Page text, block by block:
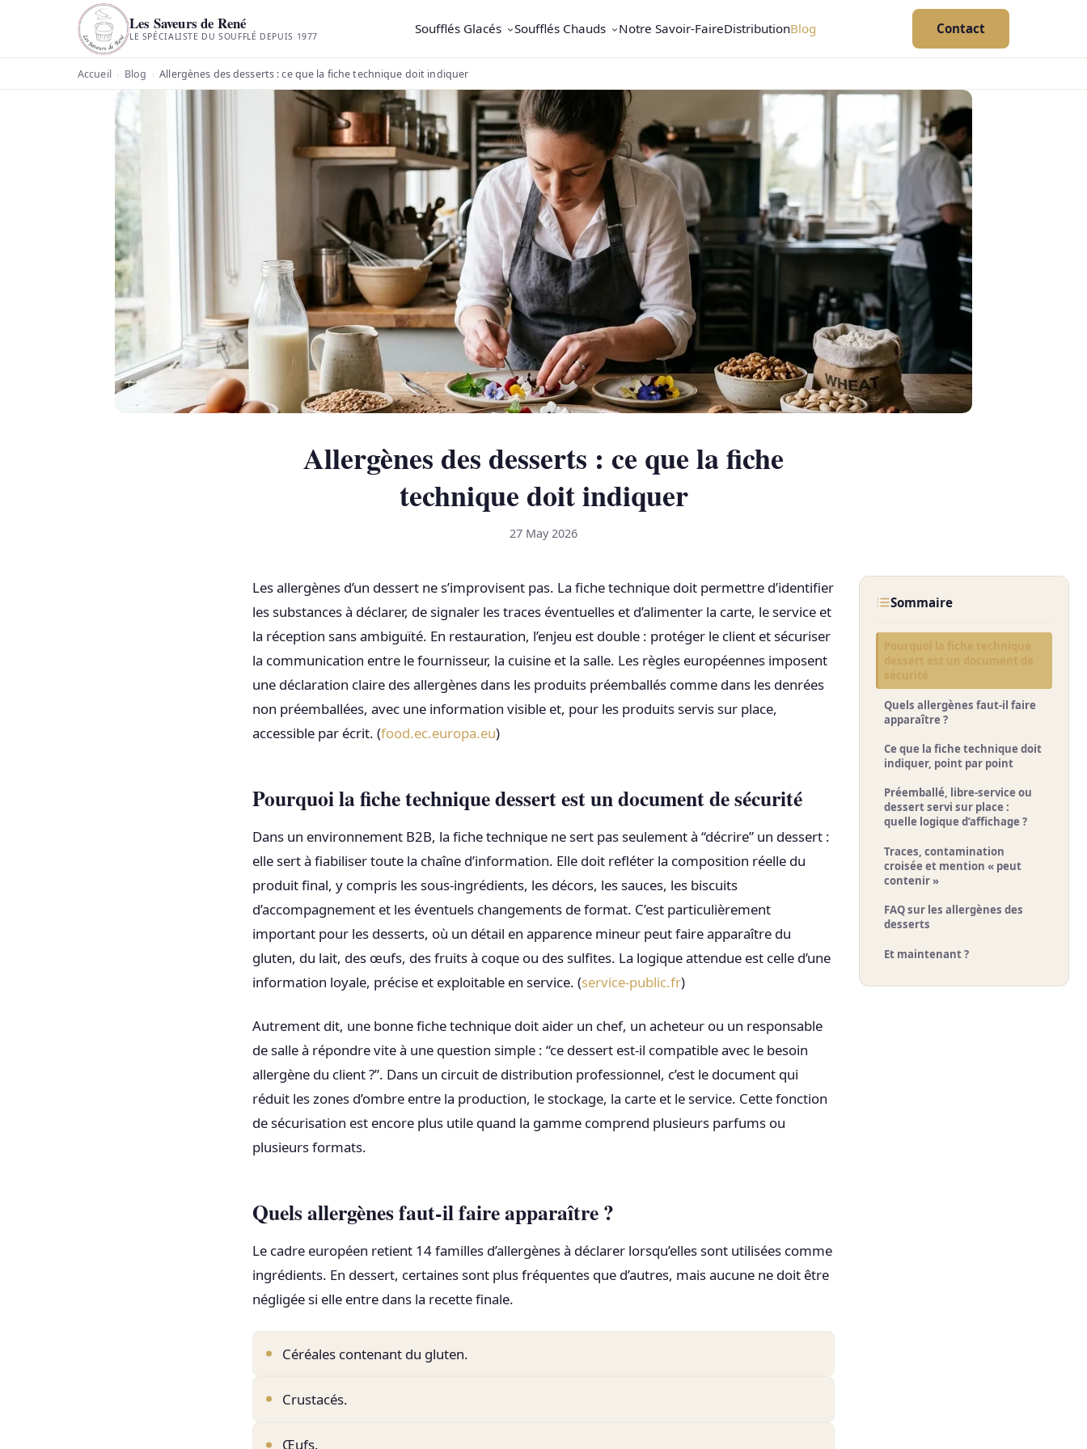
Les Saveurs de René
LE SPÉCIALISTE DU SOUFFLÉ DEPUIS 1977 Soufflés Glacés Soufflés Chauds Notre Savoir-FaireDistributionBlog Contact
Accueil › Blog › Allergènes des desserts : ce que la fiche technique doit indiquer
Allergènes des desserts : ce que la fiche
technique doit indiquer
27 May 2026
Les allergènes d’un dessert ne s’improvisent pas. La fiche technique doit permettre d’identifier
les substances à déclarer, de signaler les traces éventuelles et d’alimenter la carte, le service et
la réception sans ambiguïté. En restauration, l’enjeu est double : protéger le client et sécuriser
la communication entre le fournisseur, la cuisine et la salle. Les règles européennes imposent
une déclaration claire des allergènes dans les produits préemballés comme dans les denrées
non préemballées, avec une information visible et, pour les produits servis sur place,
accessible par écrit. (food.ec.europa.eu)
Pourquoi la fiche technique dessert est un document de sécurité
Dans un environnement B2B, la fiche technique ne sert pas seulement à “décrire” un dessert :
elle sert à fiabiliser toute la chaîne d’information. Elle doit refléter la composition réelle du
produit final, y compris les sous-ingrédients, les décors, les sauces, les biscuits
d’accompagnement et les éventuels changements de format. C’est particulièrement
important pour les desserts, où un détail en apparence mineur peut faire apparaître du
gluten, du lait, des œufs, des fruits à coque ou des sulfites. La logique attendue est celle d’une
information loyale, précise et exploitable en service. (service-public.fr)
Autrement dit, une bonne fiche technique doit aider un chef, un acheteur ou un responsable
de salle à répondre vite à une question simple : “ce dessert est-il compatible avec le besoin
allergène du client ?”. Dans un circuit de distribution professionnel, c’est le document qui
réduit les zones d’ombre entre la production, le stockage, la carte et le service. Cette fonction
de sécurisation est encore plus utile quand la gamme comprend plusieurs parfums ou
plusieurs formats.
Quels allergènes faut-il faire apparaître ?
Le cadre européen retient 14 familles d’allergènes à déclarer lorsqu’elles sont utilisées comme
ingrédients. En dessert, certaines sont plus fréquentes que d’autres, mais aucune ne doit être
négligée si elle entre dans la recette finale.
Céréales contenant du gluten.
Crustacés.
Œufs.
Sommaire
Pourquoi la fiche technique
dessert est un document de
sécurité
Quels allergènes faut-il faire
apparaître ?
Ce que la fiche technique doit
indiquer, point par point
Préemballé, libre-service ou
dessert servi sur place :
quelle logique d’affichage ?
Traces, contamination
croisée et mention « peut
contenir »
FAQ sur les allergènes des
desserts
Et maintenant ?